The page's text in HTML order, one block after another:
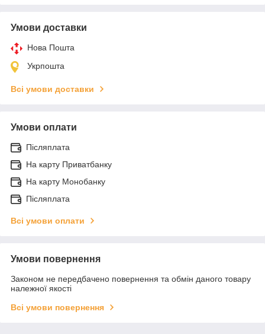
Умови доставки
Нова Пошта
Укрпошта
Всі умови доставки
Умови оплати
Післяплата
На карту Приватбанку
На карту Монобанку
Післяплата
Всі умови оплати
Умови повернення
Законом не передбачено повернення та обмін даного товару
належної якості
Всі умови повернення